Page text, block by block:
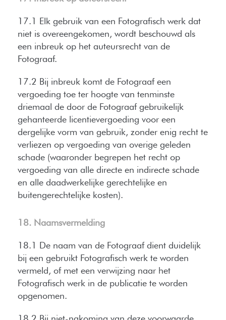
17.1 Elk gebruik van een Fotografisch werk dat
niet is overeengekomen, wordt beschouwd als
een inbreuk op het auteursrecht van de
Fotograaf.
17.2 Bij inbreuk komt de Fotograaf een
vergoeding toe ter hoogte van tenminste
driemaal de door de Fotograaf gebruikelijk
gehanteerde licentievergoeding voor een
dergelijke vorm van gebruik, zonder enig recht te
verliezen op vergoeding van overige geleden
schade (waaronder begrepen het recht op
vergoeding van alle directe en indirecte schade
en alle daadwerkelijke gerechtelijke en
buitengerechtelijke kosten).
18. Naamsvermelding
18.1 De naam van de Fotograaf dient duidelijk
bij een gebruikt Fotografisch werk te worden
vermeld, of met een verwijzing naar het
Fotografisch werk in de publicatie te worden
opgenomen.
18.2 Bij niet-nakoming van deze voorwaarde